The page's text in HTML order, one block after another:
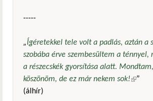
-----
„Ígéretekkel tele volt a padlás, aztán a
szobába érve szembesültem a ténnyel,
a részecskék gyorsítása alatt.
köszönöm, de ez már nekem sok!(külső
”
(álhír)